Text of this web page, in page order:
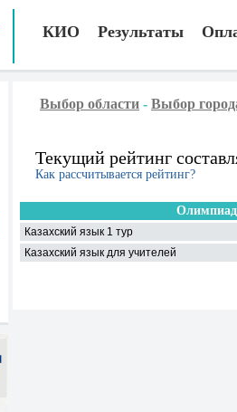
КИО Результаты
Выбор области - Выбор
Текущий рейтинг
Как рассчитывается рейтинг?
Казахский язык 1 тур
Казахский язык для учителей